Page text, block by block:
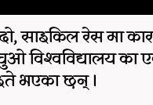
साइकिल रेस मा
विश्वविद्यालय का
भएका छन् ।